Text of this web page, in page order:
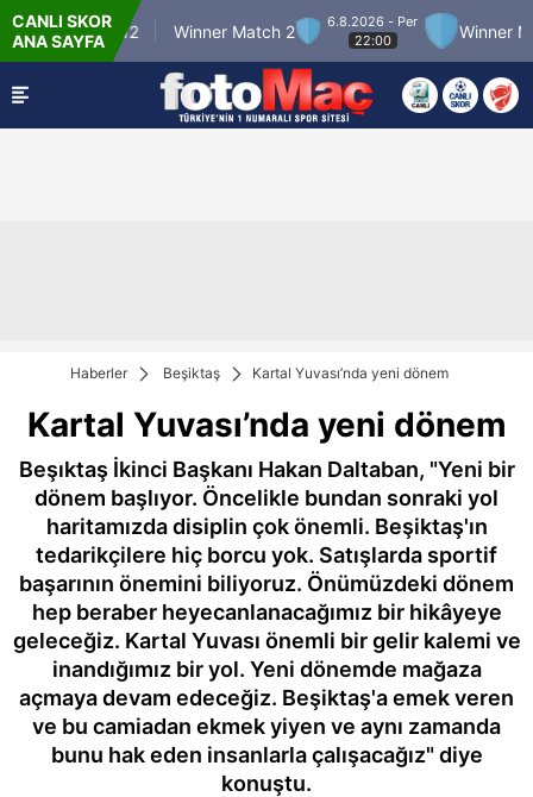
CANLI SKOR
ANA SAYFA
Match 12 Winner Match 2
6.8.2026 - Per
22:00
Winner
Haberler Beşiktaş Kartal Yuvası’nda yeni dönem
Kartal Yuvası’nda yeni dönem
Beşıktaş İkinci Başkanı Hakan Daltaban, "Yeni bir
dönem başlıyor. Öncelikle bundan sonraki yol
haritamızda disiplin çok önemli. Beşiktaş'ın
tedarikçilere hiç borcu yok. Satışlarda sportif
başarının önemini biliyoruz. Önümüzdeki dönem
hep beraber heyecanlanacağımız bir hikâyeye
geleceğiz. Kartal Yuvası önemli bir gelir kalemi ve
inandığımız bir yol. Yeni dönemde mağaza
açmaya devam edeceğiz. Beşiktaş'a emek veren
ve bu camiadan ekmek yiyen ve aynı zamanda
bunu hak eden insanlarla çalışacağız" diye
konuştu.